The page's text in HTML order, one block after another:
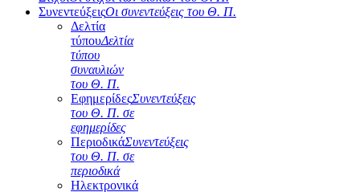
ΣυνεντεύξειςΟι συνεντεύξεις του Θ. Π.
Δελτία
τύπουΔελτία
τύπου
συναυλιών
του Θ. Π.
ΕφημερίδεςΣυνεντεύξεις
του Θ. Π. σε
εφημερίδες
ΠεριοδικάΣυνεντεύξεις
του Θ. Π. σε
περιοδικά
Ηλεκτρονικά